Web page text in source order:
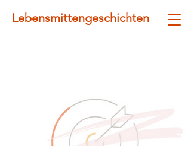
Lebensmittengeschichten